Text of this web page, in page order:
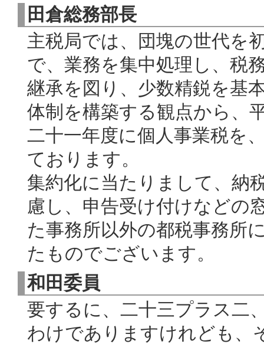
田倉総務部長
主税局では、団塊の世代を
で、業務を集中処理し、税
継承を図り、少数精鋭を基
体制を構築する観点から、
二十一年度に個人事業税を
ております。
集約化に当たりまして、納
慮し、申告受け付けなどの
た事務所以外の都税事務所
たものでございます。
和田委員
要するに、二十三プラス二
わけでありますけれども、